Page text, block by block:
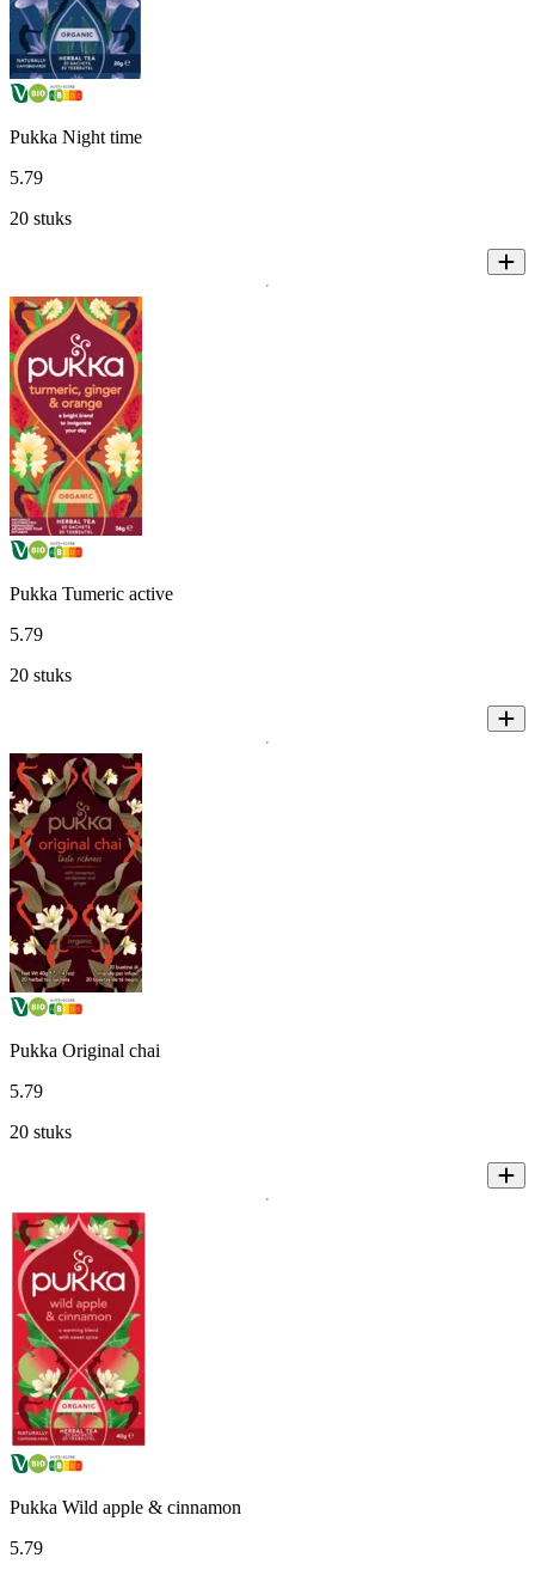
Pukka Night time
5.79
20 stuks
Pukka Tumeric active
5.79
20 stuks
Pukka Original chai
5.79
20 stuks
Pukka Wild apple & cinnamon
5.79